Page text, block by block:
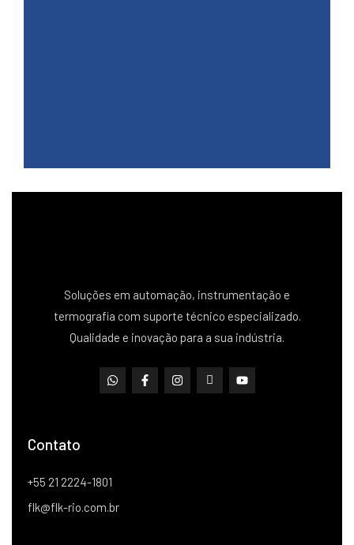
Soluções em automação, instrumentação e
termografia com suporte técnico especializado.
Qualidade e inovação para a sua indústria.
Contato
+55 21 2224-1801
flk@flk-rio.com.br